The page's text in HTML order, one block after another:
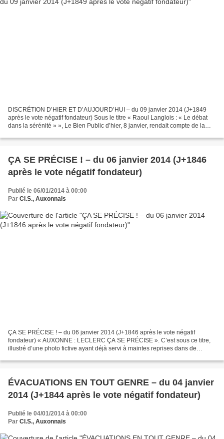
DISCRÉTION D’HIER ET D’AUJOURD’HUI – du 09 janvier 2014 (J+1849
après le vote négatif fondateur) Sous le titre « Raoul Langlois : « Le débat
dans la sérénité » », Le Bien Public d’hier, 8 janvier, rendait compte de la
ÇA SE PRÉCISE ! – du 06 janvier 2014 (J+1846
après le vote négatif fondateur)
Publié le 06/01/2014 à 00:00
Par Cl.S., Auxonnais
ÇA SE PRÉCISE ! – du 06 janvier 2014 (J+1846 après le vote négatif
fondateur) « AUXONNE : LECLERC ÇA SE PRÉCISE ». C’est sous ce titre,
illustré d’une photo fictive ayant déjà servi à maintes reprises dans de
ÉVACUATIONS EN TOUT GENRE – du 04 janvier
2014 (J+1844 après le vote négatif fondateur)
Publié le 04/01/2014 à 00:00
Par Cl.S., Auxonnais